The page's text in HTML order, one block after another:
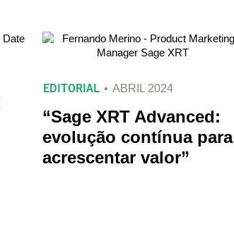
EDITORIAL ABRIL 2024
“Sage XRT Advanced:
evolução contínua para
acrescentar valor”